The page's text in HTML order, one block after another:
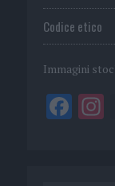
Codice etico
Immagini